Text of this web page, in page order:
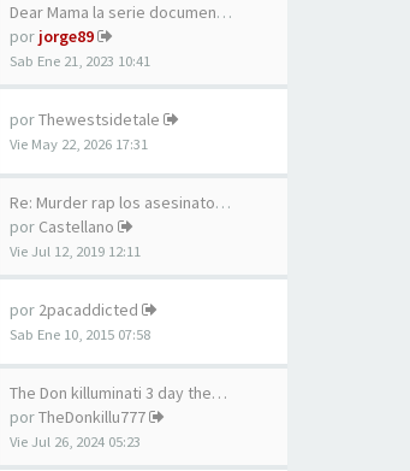
Dear Mama la serie documental…
por jorge89
Sab Ene 21, 2023 10:41
porThewestsidetale
Vie May 22, 2026 17:31
Re: Murder rap los asesinatos…
por Castellano
Vie Jul 12, 2019 12:11
por 2pacaddicted
Sab Ene 10, 2015 07:58
The Don killuminati 3 day the…
porTheDonkillu777
Vie Jul 26, 2024 05:23